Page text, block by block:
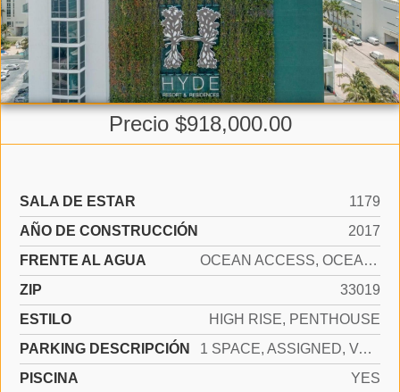
Precio $918,000.00
SALA DE ESTAR
1179
AÑO DE CONSTRUCCIÓN
2017
FRENTE AL AGUA
OCEAN ACCESS, OCEAN FRONT
ZIP
33019
ESTILO
HIGH RISE, PENTHOUSE
PARKING DESCRIPCIÓN
1 SPACE, ASSIGNED, VALET
PISCINA
YES